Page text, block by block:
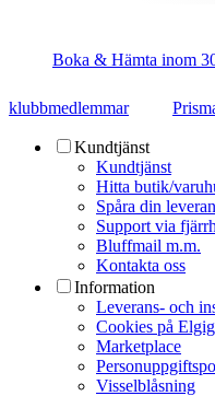
Boka & Hämta inom
klubbmedlemmar
Kundtjänst
Kundtjänst
Hitta butik/
Spåra din
Support via
Bluffmail m.m.
Kontakta oss
Information
Leverans- och
Cookies på
Marketplace
Visselblåsning